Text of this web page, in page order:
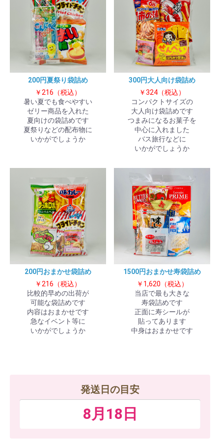
発送日の目安
8月18日
お買い物を続ける カートへ進む
200円夏祭り袋詰め
￥216（税込）
暑い夏でも食べやすい
ゼリー商品を入れた
夏向けの袋詰めです
夏祭りなどの配布物に
いかがでしょうか
300円大人向け袋詰め
￥324（税込）
コンパクトサイズの
大人向け袋詰めです
つまみになるお菓子を
中心に入れました
バス旅行などに
いかがでしょうか
200円おまかせ袋詰め
￥216（税込）
比較的早めの出荷が
可能な袋詰めです
内容はおまかせです
急なイベント等に
いかがでしょうか
1500円おまかせ寿袋詰め
￥1,620（税込）
当店で最も大きな
寿袋詰めです
正面に寿シールが
貼ってあります
中身はおまかせです